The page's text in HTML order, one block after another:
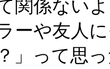
関係ない
ーや友人
」って思